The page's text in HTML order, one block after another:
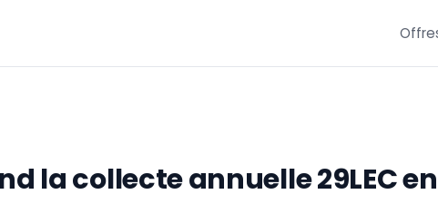
la collecte annuelle 29LEC en